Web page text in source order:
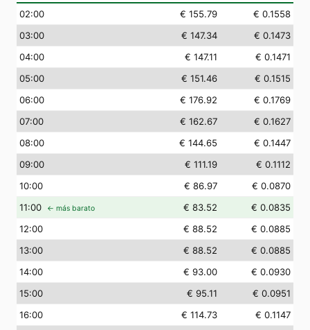
02:00 € 155.79
€ 0.1558
03:00 € 147.34
€ 0.1473
04:00 € 147.11
€ 0.1471
05:00 € 151.46
€ 0.1515
06:00 € 176.92
€ 0.1769
07:00 € 162.67
€ 0.1627
08:00 € 144.65
€ 0.1447
09:00 € 111.19
€ 0.1112
10:00 € 86.97
€ 0.0870
11:00 ← más barato € 83.52
€ 0.0835
12:00 € 88.52
€ 0.0885
13:00 € 88.52
€ 0.0885
14:00 € 93.00
€ 0.0930
15:00 € 95.11
€ 0.0951
16:00 € 114.73
€ 0.1147